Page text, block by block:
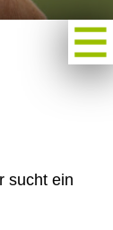
sucht ein